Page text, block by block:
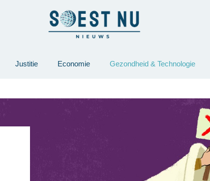
Justitie Economie Gezondheid & Technologie